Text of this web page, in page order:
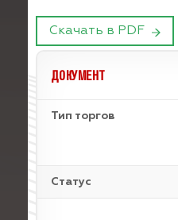
Скачать в PDF
ДОКУМЕНТ
Тип торгов
Статус